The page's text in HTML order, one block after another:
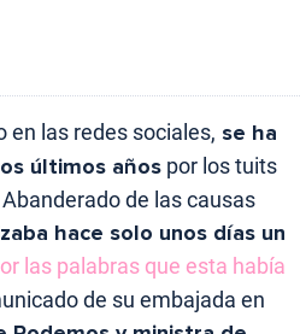
en las redes sociales, se ha
últimos años por los tuits
de las causas
hace solo unos días un
las palabras que esta había
de su embajada en